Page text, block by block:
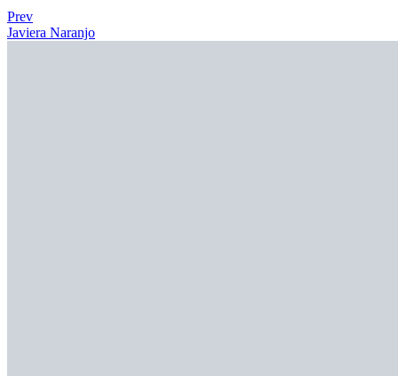
Prev
Javiera Naranjo